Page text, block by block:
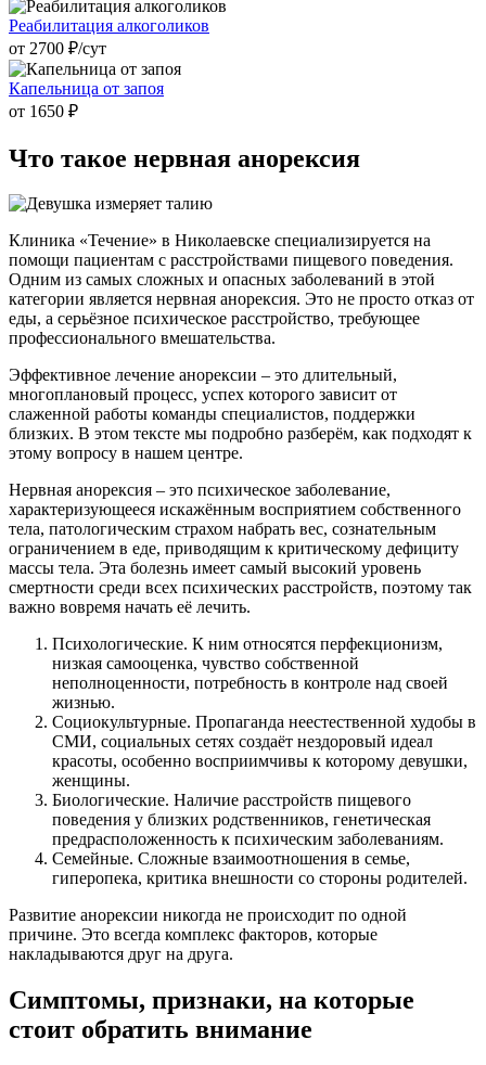
Реабилитация алкоголиков
от 2700 ₽/cут
Капельница от запоя
от 1650 ₽
Что такое нервная анорексия
Клиника «Течение» в Николаевске специализируется на
помощи пациентам с расстройствами пищевого поведения.
Одним из самых сложных и опасных заболеваний в этой
категории является нервная анорексия. Это не просто отказ от
еды, а серьёзное психическое расстройство, требующее
профессионального вмешательства.
Эффективное лечение анорексии – это длительный,
многоплановый процесс, успех которого зависит от
слаженной работы команды специалистов, поддержки
близких. В этом тексте мы подробно разберём, как подходят к
этому вопросу в нашем центре.
Нервная анорексия – это психическое заболевание,
характеризующееся искажённым восприятием собственного
тела, патологическим страхом набрать вес, сознательным
ограничением в еде, приводящим к критическому дефициту
массы тела. Эта болезнь имеет самый высокий уровень
смертности среди всех психических расстройств, поэтому так
важно вовремя начать её лечить.
Психологические. К ним относятся перфекционизм,
низкая самооценка, чувство собственной
неполноценности, потребность в контроле над своей
жизнью.
Социокультурные. Пропаганда неестественной худобы в
СМИ, социальных сетях создаёт нездоровый идеал
красоты, особенно восприимчивы к которому девушки,
женщины.
Биологические. Наличие расстройств пищевого
поведения у близких родственников, генетическая
предрасположенность к психическим заболеваниям.
Семейные. Сложные взаимоотношения в семье,
гиперопека, критика внешности со стороны родителей.
Развитие анорексии никогда не происходит по одной
причине. Это всегда комплекс факторов, которые
накладываются друг на друга.
Симптомы, признаки, на которые
стоит обратить внимание